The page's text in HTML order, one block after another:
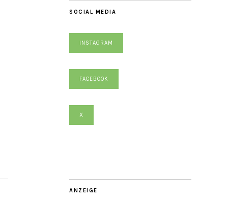
SOCIAL MEDIA
INSTAGRAM
FACEBOOK
X
ANZEIGE